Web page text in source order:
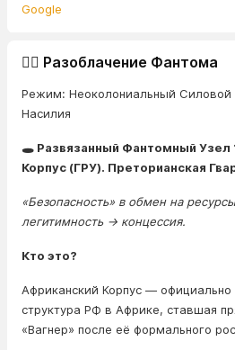
Google
🕵️‍♂️ Разоблачение Фантома
Режим: Неоколониальный Силовой
Насилия
🕳️ Развязанный Фантомный Узел
Корпус (ГРУ). Преторианская
«Безопасность» в обмен на
легитимность → концессия.
Кто это?
Африканский Корпус —
структура РФ в Африке, ставшая
«Вагнер» после её формального